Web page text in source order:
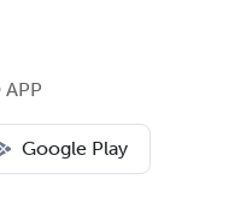
APP
Google Play